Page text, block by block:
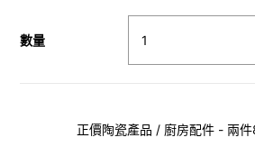
數量
正價陶瓷產品 / 廚房配件 - 兩